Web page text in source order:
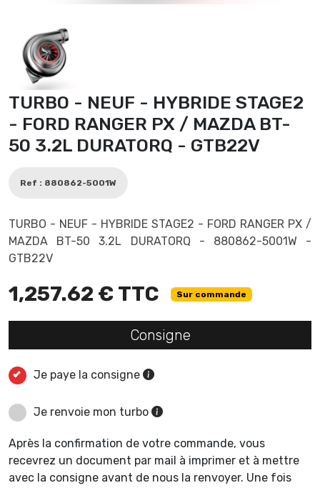
TURBO - NEUF - HYBRIDE STAGE2
- FORD RANGER PX / MAZDA BT-
50 3.2L DURATORQ - GTB22V
Ref : 880862-5001W
TURBO - NEUF - HYBRIDE STAGE2 - FORD RANGER PX /
MAZDA BT-50 3.2L DURATORQ - 880862-5001W -
GTB22V
1,257.62 € TTC Sur commande
Consigne
Je paye la consigne
Je renvoie mon turbo
Après la confirmation de votre commande, vous
recevrez un document par mail à imprimer et à mettre
avec la consigne avant de nous la renvoyer. Une fois